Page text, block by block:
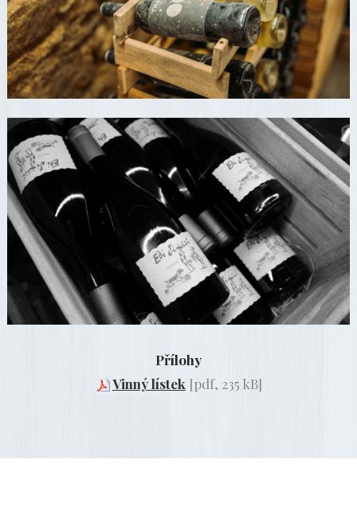
Přílohy
Vinný lístek [pdf, 235 kB]